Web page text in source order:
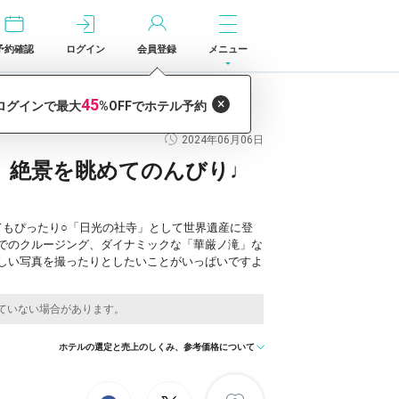
約確認 ログイン 会員登録 メニュー
2024年06月06日
景を眺めてのんびり♩
ぴったり○「日光の社寺」として世界遺産に登
クルージング、ダイナミックな「華厳ノ滝」な
写真を撮ったりとしたいことがいっぱいですよ
ホテルの選定と売上のしくみ、参考価格について